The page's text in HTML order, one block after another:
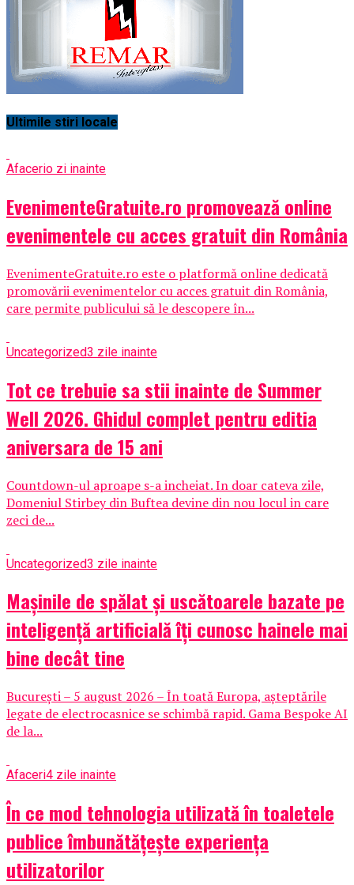
Ultimile stiri locale
Afacerio zi inainte
EvenimenteGratuite.ro promovează online
evenimentele cu acces gratuit din România
EvenimenteGratuite.ro este o platformă online dedicată
promovării evenimentelor cu acces gratuit din România,
care permite publicului să le descopere în...
Uncategorized3 zile inainte
Tot ce trebuie sa stii inainte de Summer
Well 2026. Ghidul complet pentru editia
aniversara de 15 ani
Countdown-ul aproape s-a incheiat. In doar cateva zile,
Domeniul Stirbey din Buftea devine din nou locul in care
zeci de...
Uncategorized3 zile inainte
Mașinile de spălat și uscătoarele bazate pe
inteligență artificială îți cunosc hainele mai
bine decât tine
București – 5 august 2026 – În toată Europa, așteptările
legate de electrocasnice se schimbă rapid. Gama Bespoke AI
de la...
Afaceri4 zile inainte
În ce mod tehnologia utilizată în toaletele
publice îmbunătățește experiența
utilizatorilor